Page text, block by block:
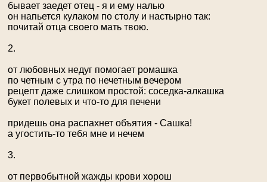
бывает заедет отец - я и ему налью
он напьется кулаком по столу и настырно так:
почитай отца своего мать твою.
2.
от любовных недуг помогает ромашка
по четным с утра по нечетным вечером
рецепт даже слишком простой: соседка-алкашка
букет полевых и что-то для печени
придешь она распахнет объятия - Сашка!
а угостить-то тебя мне и нечем
3.
от первобытной жажды крови хорош